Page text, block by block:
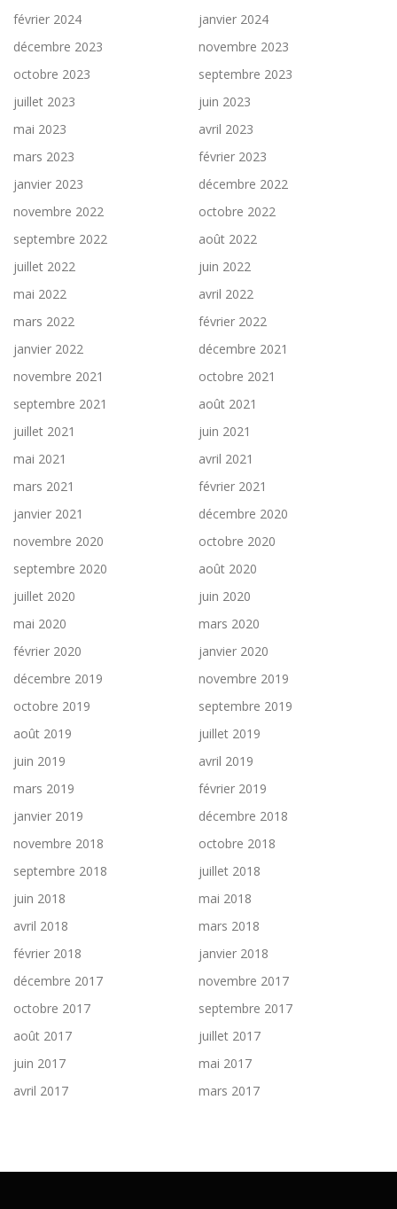
février 2024
janvier 2024
décembre 2023
novembre 2023
octobre 2023
septembre 2023
juillet 2023
juin 2023
mai 2023
avril 2023
mars 2023
février 2023
janvier 2023
décembre 2022
novembre 2022
octobre 2022
septembre 2022
août 2022
juillet 2022
juin 2022
mai 2022
avril 2022
mars 2022
février 2022
janvier 2022
décembre 2021
novembre 2021
octobre 2021
septembre 2021
août 2021
juillet 2021
juin 2021
mai 2021
avril 2021
mars 2021
février 2021
janvier 2021
décembre 2020
novembre 2020
octobre 2020
septembre 2020
août 2020
juillet 2020
juin 2020
mai 2020
mars 2020
février 2020
janvier 2020
décembre 2019
novembre 2019
octobre 2019
septembre 2019
août 2019
juillet 2019
juin 2019
avril 2019
mars 2019
février 2019
janvier 2019
décembre 2018
novembre 2018
octobre 2018
septembre 2018
juillet 2018
juin 2018
mai 2018
avril 2018
mars 2018
février 2018
janvier 2018
décembre 2017
novembre 2017
octobre 2017
septembre 2017
août 2017
juillet 2017
juin 2017
mai 2017
avril 2017
mars 2017